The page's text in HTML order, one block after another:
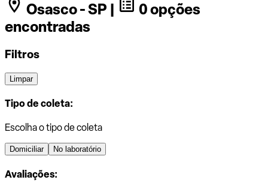
Osasco - SP |
0 opções
encontradas
Filtros
Limpar
Tipo de coleta:
Escolha o tipo de coleta
Domiciliar No laboratório
Avaliações: